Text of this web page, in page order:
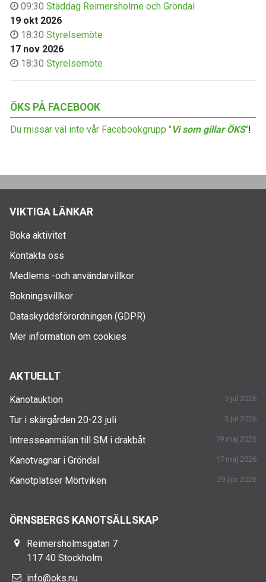
09:30 Städdag Reimersholme och Gröndal
19 okt 2026
18:30 Styrelsemöte
17 nov 2026
18:30 Styrelsemöte
ÖKS PÅ FACEBOOK
Du missar väl inte vår Facebookgrupp "Vi som gillar ÖKS"!
VIKTIGA LÄNKAR
Boka aktivitet
Kontakta oss
Medlems -och användarvillkor
Bokningsvillkor
Dataskyddsförordningen (GDPR)
Mer information om cookies
AKTUELLT
Kanotauktion 5 jul 2026
Tur i skärgården 20-23 juli 3 jul 2026
Intresseanmälan till SM i drakbåt 19 maj 2026
Kanotvagnar i Gröndal 17 maj 2026
Kanotplatser Mörtviken 29 apr 2026
ÖRNSBERGS KANOTSÄLLSKAP
Reimersholmsgatan 7
117 40 Stockholm
info@oks.nu